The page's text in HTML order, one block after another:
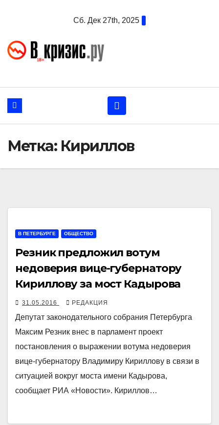
Сб. Дек 27th, 2025
Метка: Кириллов
В ПЕТЕРБУРГЕ ОБЩЕСТВО
Резник предложил вотум
недоверия вице-губернатору
Кириллову за мост Кадырова
31.05.2016 РЕДАКЦИЯ
Депутат законодательного собрания Петербурга
Максим Резник внес в парламент проект
постановления о выражении вотума недоверия
вице-губернатору Владимиру Кириллову в связи в
ситуацией вокруг моста имени Кадырова,
сообщает РИА «Новости». Кириллов…